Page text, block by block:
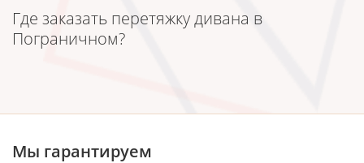
Где заказать перетяжку дивана в
Пограничном?
Мы гарантируем